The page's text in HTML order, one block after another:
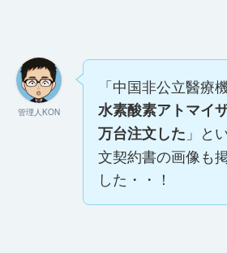
管理人KON
「中国非公立醫療
水素酸素アトマイ
万台注文した 」と
文契約書の画像も
した・・！